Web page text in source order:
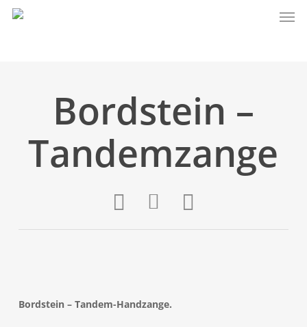
Bordstein –
Tandemzange
Bordstein – Tandem-Handzange.